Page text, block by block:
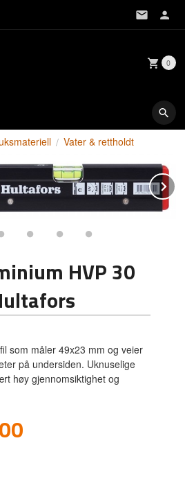
0
Vater & rettholdt
HVP 30
som måler 49x23 mm og veier
på undersiden. Uknuselige
høy gjennomsiktighet og